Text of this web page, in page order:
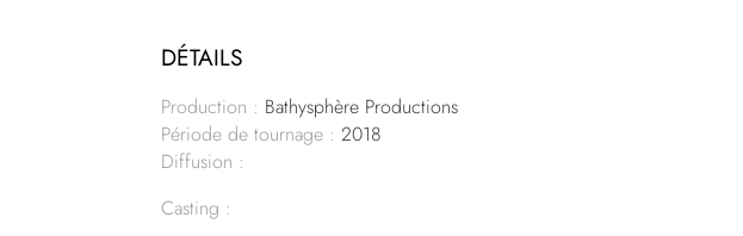
DÉTAILS
Production : Bathysphère Productions
Période de tournage : 2018
Diffusion :
Casting :